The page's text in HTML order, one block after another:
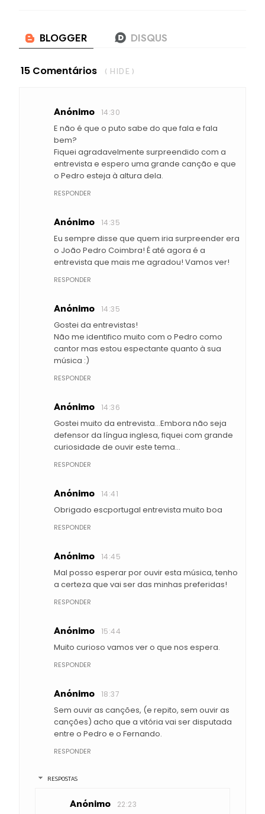
15 Comentários ( HIDE )
Anónimo 14:30
E não é que o puto sabe do que fala e fala
bem?
Fiquei agradavelmente surpreendido com a
entrevista e espero uma grande canção e que
o Pedro esteja à altura dela.
RESPONDER
Anónimo 14:35
Eu sempre disse que quem iria surpreender era
o João Pedro Coimbra! É até agora é a
entrevista que mais me agradou! Vamos ver!
RESPONDER
Anónimo 14:35
Gostei da entrevistas!
Não me identifico muito com o Pedro como
cantor mas estou espectante quanto à sua
música :)
RESPONDER
Anónimo 14:36
Gostei muito da entrevista...Embora não seja
defensor da língua inglesa, fiquei com grande
curiosidade de ouvir este tema...
RESPONDER
Anónimo 14:41
Obrigado escportugal entrevista muito boa
RESPONDER
Anónimo 14:45
Mal posso esperar por ouvir esta música, tenho
a certeza que vai ser das minhas preferidas!
RESPONDER
Anónimo 15:44
Muito curioso vamos ver o que nos espera.
RESPONDER
Anónimo 18:37
Sem ouvir as canções, (e repito, sem ouvir as
canções) acho que a vitória vai ser disputada
entre o Pedro e o Fernando.
RESPONDER
RESPOSTAS
Anónimo 22:23